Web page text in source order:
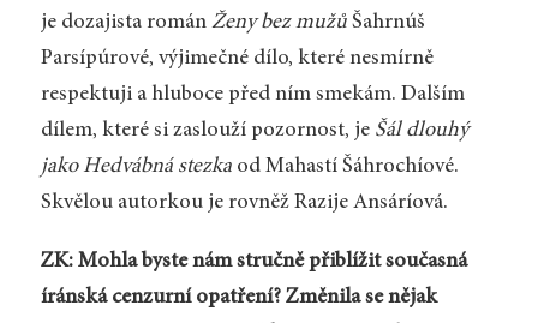
je dozajista román Ženy bez mužůŠahrnúš
Parsípúrové, výjimečné dílo, které nesmírně
respektuji a hluboce před ním smekám. Dalším
dílem, které si zaslouží pozornost, je Šál dlouhý
jako Hedvábná stezkaod Mahastí Šáhrochíové.
Skvělou autorkou je rovněž Razije Ansáríová.
ZK: Mohla byste nám stručně přiblížit současná
íránská cenzurní opatření? Změnila se nějak